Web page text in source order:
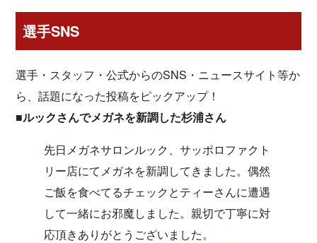
選手SNS
選手・スタッフ・公式からのSNS・ニュースサイト等か
ら、話題になった投稿をピックアップ！
■ルックさんでメガネを新調した杉浦さん
先日メガネサロンルック、サッポロファクト
リー店にてメガネを新調してきました。偶然
ご飯を食べてるチェックとティーさんに遭遇
して一緒にお邪魔しました。親切で丁寧に対
応頂きありがとうございました。